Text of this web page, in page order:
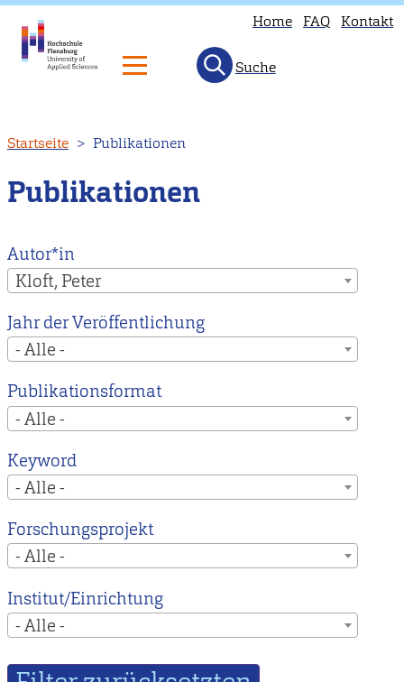
zum
Inhalt
Home FAQ Kontakt
Suche
Startseite Publikationen
Publikationen
Autor*in
Kloft, Peter
Jahr der Veröffentlichung
- Alle -
Publikationsformat
- Alle -
Keyword
- Alle -
Forschungsprojekt
- Alle -
Institut/Einrichtung
- Alle -